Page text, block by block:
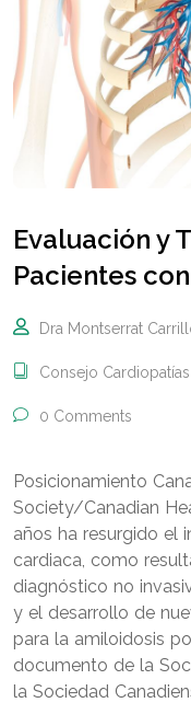
Evaluación y
Pacientes
Dra Montserrat
Consejo
0 Comments
Posicionamiento
Society/Canadian
años ha resurgido el
cardiaca, como
diagnóstico no
y el desarrollo de
para la amiloidosis
documento de la
la Sociedad